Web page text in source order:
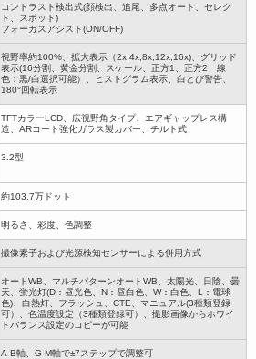
コントラスト検出式(顔検出、追尾、多点オート、セレク
ト、スポット)
フォーカスアシスト(ON/OFF)
視野率約100%、拡大表示（2x,4x,8x,12x,16x)、グリッド
表示(16分割、黄金分割、スケール、正方1、正方2 線
色：黒/白選択可能）、ヒストグラム表示、白とび警告、
180°回転表示
TFTカラーLCD、広視野角タイプ、エアギャップレス構
造、ARコート強化ガラス製カバー、チルト式
3.2型
約103.7万ドット
明るさ、彩度、色調整
撮像素子および光源検知センサーによる併用方式
オートWB、マルチパターンオートWB、太陽光、日陰、曇
天、蛍光灯(D：昼光色、N：昼白色、W：白色、L：電球
色)、白熱灯、フラッシュ、CTE、マニュアル(3種類登録
可）、色温度設定（3種類登録可）、撮影画像からホワイ
トバランス設定のコピーが可能
A-B軸、G-M軸で±7ステップで調整可